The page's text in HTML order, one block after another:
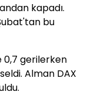
kapadı.
bu
0,7 gerilerken
Alman DAX